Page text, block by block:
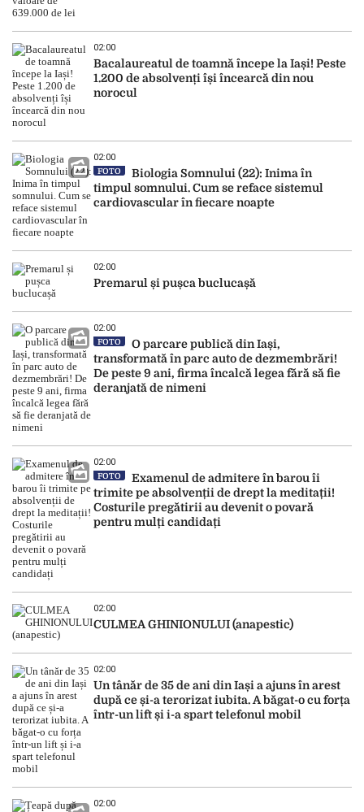
02:00
Bacalaureatul de toamnă începe la Iași! Peste
1.200 de absolvenți își încearcă din nou
norocul
02:00
FOTO
Biologia Somnului (22): Inima în
timpul somnului. Cum se reface sistemul
cardiovascular în fiecare noapte
02:00
Premarul și pușca buclucașă
02:00
FOTO
O parcare publică din Iași,
transformată în parc auto de dezmembrări!
De peste 9 ani, firma încalcă legea fără să fie
deranjată de nimeni
02:00
FOTO
Examenul de admitere în barou îi
trimite pe absolvenții de drept la meditații!
Costurile pregătirii au devenit o povară
pentru mulți candidați
02:00
CULMEA GHINIONULUI (anapestic)
02:00
Un tânăr de 35 de ani din Iași a ajuns în arest
după ce și-a terorizat iubita. A băgat-o cu forța
într-un lift și i-a spart telefonul mobil
02:00